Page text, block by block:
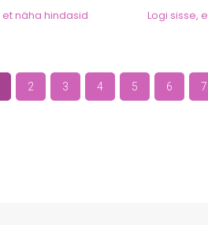
et näha hindasid Logi sisse,
2 3 4 5 6 7